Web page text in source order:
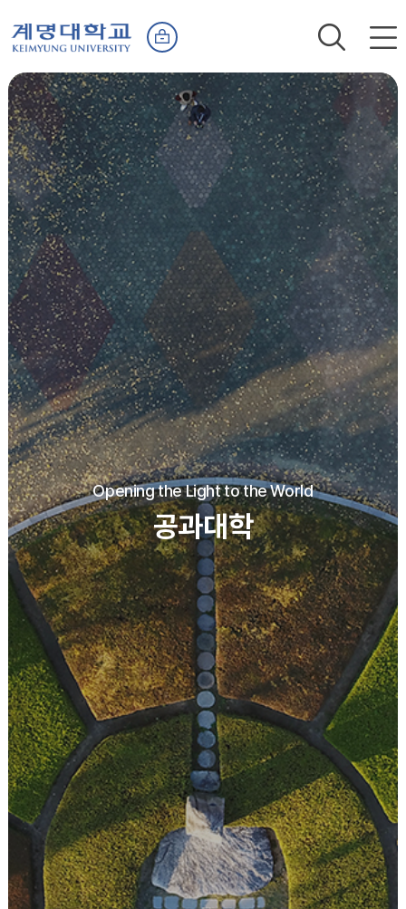
Opening the Light to the World
공과대학